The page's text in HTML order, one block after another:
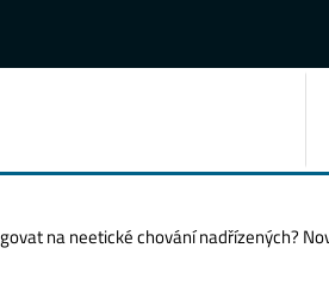
na neetické chování nadřízených?